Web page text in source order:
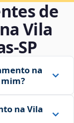
de
Vila
na
mim?
na Vila